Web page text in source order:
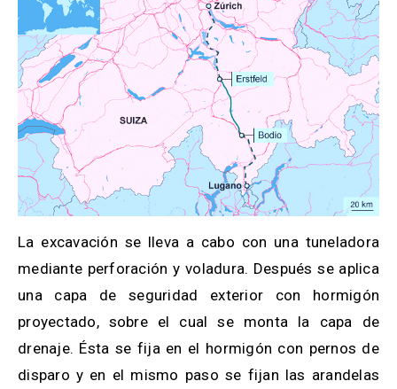
La excavación se lleva a cabo con una tuneladora
mediante perforación y voladura. Después se aplica
una capa de seguridad exterior con hormigón
proyectado, sobre el cual se monta la capa de
drenaje. Ésta se fija en el hormigón con pernos de
disparo y en el mismo paso se fijan las arandelas